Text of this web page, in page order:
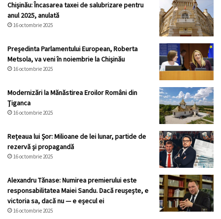
Chișinău: Încasarea taxei de salubrizare pentru
anul 2025, anulată
16 octombrie 2025
Președinta Parlamentului European, Roberta
Metsola, va veni în noiembrie la Chișinău
16 octombrie 2025
Modernizări la Mănăstirea Eroilor Români din
Ţiganca
16 octombrie 2025
Rețeaua lui Șor: Milioane de lei lunar, partide de
rezervă și propagandă
16 octombrie 2025
Alexandru Tănase: Numirea premierului este
responsabilitatea Maiei Sandu. Dacă reușește, e
victoria sa, dacă nu — e eșecul ei
16 octombrie 2025